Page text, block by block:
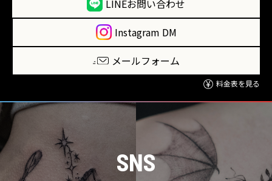
LINEお問い合わせ
Instagram DM
メールフォーム
料金表を見る
SNS